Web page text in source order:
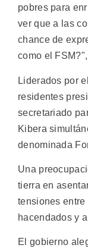
pobres para
ver que a las
chance de
como el
Liderados por
residentes
secretariado
Kibera
denominada
Una
tierra en
tensiones
hacendados y
El gobierno